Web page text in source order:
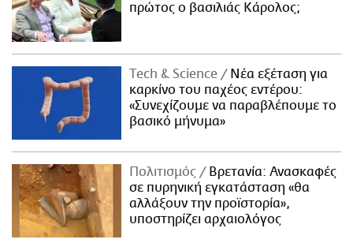
πρώτος ο βασιλιάς Κάρολος;
Τech & Science
Νέα εξέταση για
καρκίνο του παχέος εντέρου:
«Συνεχίζουμε να παραβλέπουμε το
βασικό μήνυμα»
Πολιτισμός
Βρετανία: Ανασκαφές
σε πυρηνική εγκατάσταση «θα
αλλάξουν την προϊστορία»,
υποστηρίζει αρχαιολόγος